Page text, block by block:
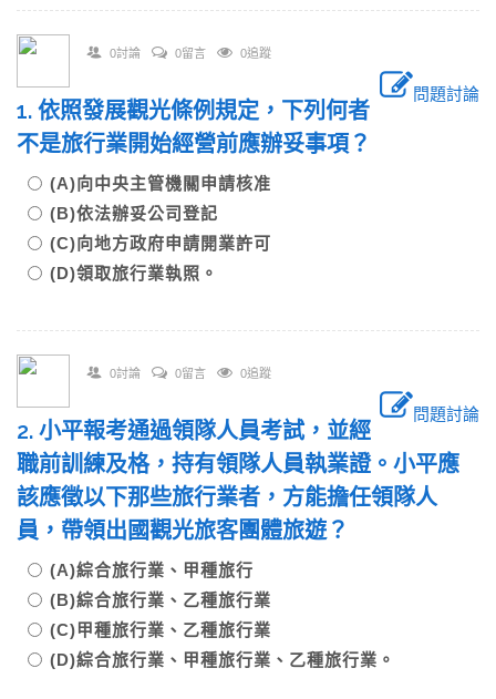
0討論 0留言 0追蹤
問題討論
1. 依照發展觀光條例規定，下列何者
不是旅行業開始經營前應辦妥事項？
(A)向中央主管機關申請核准
(B)依法辦妥公司登記
(C)向地方政府申請開業許可
(D)領取旅行業執照。
0討論 0留言 0追蹤
問題討論
2. 小平報考通過領隊人員考試，並經
職前訓練及格，持有領隊人員執業證。小平應
該應徵以下那些旅行業者，方能擔任領隊人
員，帶領出國觀光旅客團體旅遊？
(A)綜合旅行業、甲種旅行
(B)綜合旅行業、乙種旅行業
(C)甲種旅行業、乙種旅行業
(D)綜合旅行業、甲種旅行業、乙種旅行業。